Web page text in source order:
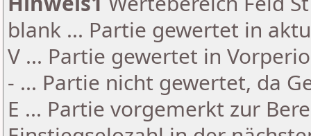
blank ... Partie gewertet in
V ... Partie gewertet in
- ... Partie nicht gewertet, da
E ... Partie vorgemerkt zur